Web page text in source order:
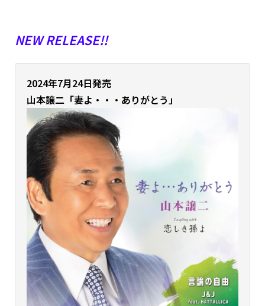
NEW RELEASE!!
2024年7月24日発売
山本譲二「妻よ・・・ありがとう」